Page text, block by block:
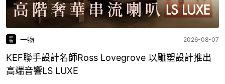
一物 2026-08-07
KEF聯手設計名師Ross Lovegrove 以雕塑設計推出
高端音響LS LUXE